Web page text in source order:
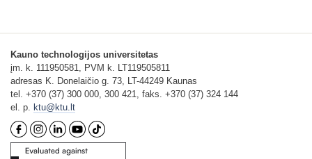
Kauno technologijos universitetas
įm. k. 111950581, PVM k. LT119505811
adresas K. Donelaičio g. 73, LT-44249 Kaunas
tel. +370 (37) 300 000, 300 421, faks. +370 (37) 324 144
el. p. ktu@ktu.lt